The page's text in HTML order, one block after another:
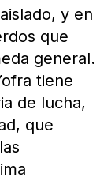
y en
que
general.
tiene
de lucha,
que